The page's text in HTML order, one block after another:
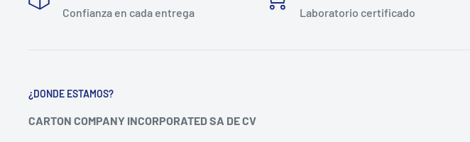
Confianza en cada entrega
Laboratorio certificado
¿DONDE ESTAMOS?
CARTON COMPANY INCORPORATED SA DE CV